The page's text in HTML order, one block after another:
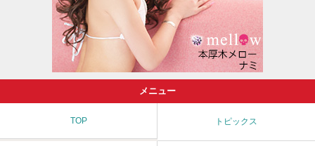
メニュー
TOP トピックス